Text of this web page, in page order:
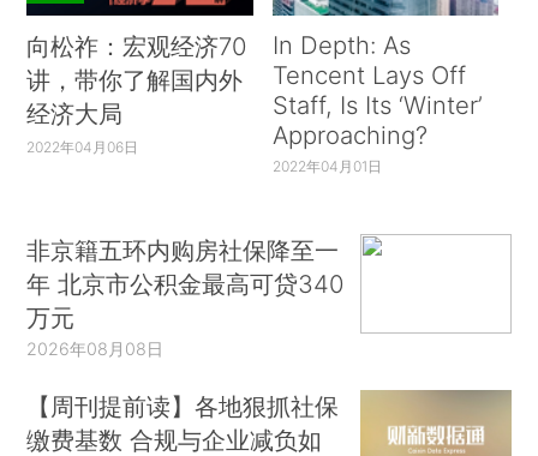
向松祚：宏观经济70
讲，带你了解国内外
经济大局
2022年04月06日
In Depth: As
Tencent Lays Off
Staff, Is Its ‘Winter’
Approaching?
2022年04月01日
非京籍五环内购房社保降至一
年 北京市公积金最高可贷340
万元
2026年08月08日
【周刊提前读】各地狠抓社保
缴费基数 合规与企业减负如